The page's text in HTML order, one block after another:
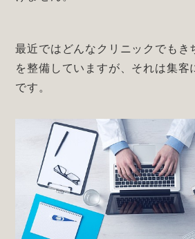
最近ではどんなクリニックでもき
を整備していますが、それは集客
です。